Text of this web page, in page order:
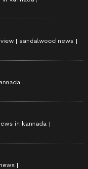
sandalwood news
in kannada